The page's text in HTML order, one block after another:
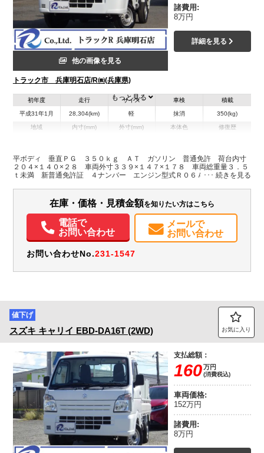
他の画像を見る
トラック市 兵庫明石店/R㈱(兵庫県)
諸費用:
8万円
詳細を見る
初年度
平成31年1月
走行
28,304(km)
サイズ
軽
車検
抹消
積載
350(kg)
地域 内寸(mm)
H:280
外寸(mm)
H:1,780
本体色 修復歴
装備情報
パワステ
もっと見る
平ボディ 垂直ＰＧ ３５０ｋｇ ＡＴ ガソリン 普通免許 荷台内寸
２０４×１４０×２８ 車両外寸３３９×１４７×１７８ 車両総重量３．５
ｔ未満 新普通免許証 ４ナンバー エンジン型式Ｒ０６Ａ ６６０Ｃ
１８ 荷台地上高約６７
在庫・価格・見積金額を知りたい方はこちら
電話で
お問い合わせ
メールで
お問い合わせ
お問い合わせNo.231-1547
値下げ
スズキ キャリイ EBD-DA16T (2WD) お気に入り
支払総額：
160万円
(消費税込)
車両価格:
152万円
諸費用:
8万円